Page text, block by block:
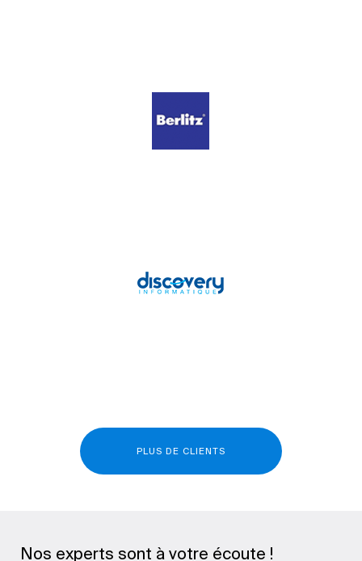
PLUS DE CLIENTS
Nos experts sont à votre écoute !